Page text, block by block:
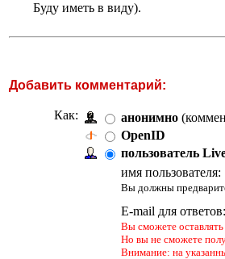
Буду иметь в виду).
Добавить комментарий:
Как: анонимно
OpenID
пользователь
имя пользователя:
Вы должны
E-mail для
Вы сможете
Но вы не сможете
Внимание: на